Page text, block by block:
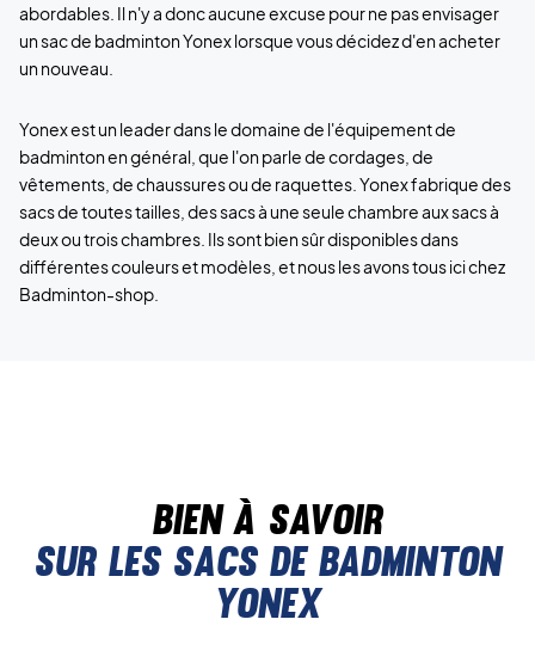
abordables. Il n'y a donc aucune excuse pour ne pas envisager
un sac de badminton Yonex lorsque vous décidez d'en acheter
un nouveau.
Yonex est un leader dans le domaine de l'équipement de
badminton en général, que l'on parle de cordages, de
vêtements, de chaussures ou de raquettes. Yonex fabrique des
sacs de toutes tailles, des sacs à une seule chambre aux sacs à
deux ou trois chambres. Ils sont bien sûr disponibles dans
différentes couleurs et modèles, et nous les avons tous ici chez
Badminton-shop.
Bien à savoir
Sur les sacs de badminton
Yonex